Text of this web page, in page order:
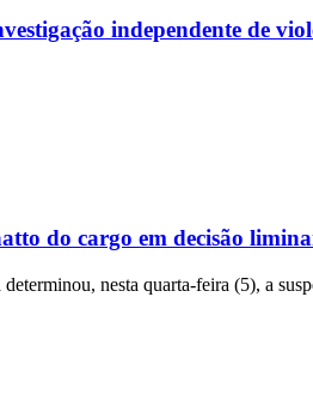
independente de
do cargo em decisão
nesta quarta-feira (5), a